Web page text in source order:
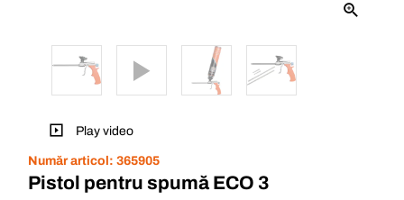
Play video
Număr articol: 365905
Pistol pentru spumă ECO 3